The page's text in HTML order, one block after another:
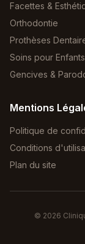
Facettes &
Orthodontie
Prothèses
Soins pour Enfants
Gencives &
Mentions
Politique de
Conditions
Plan du site
© 2026